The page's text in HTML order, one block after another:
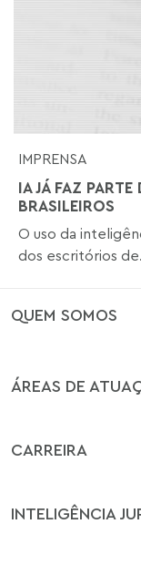
IMPRENSA
IA JÁ FAZ
BRASILEIROS
O uso da
dos escritórios
QUEM SOMOS
ÁREAS DE
CARREIRA
INTELIGÊNCIA